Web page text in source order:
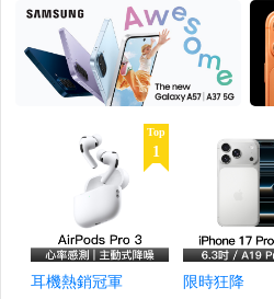
Top
1
耳機熱銷冠軍
限時狂降